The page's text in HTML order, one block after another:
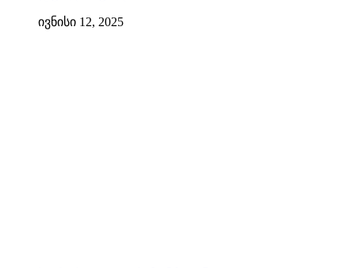
ივნისი 12, 2025